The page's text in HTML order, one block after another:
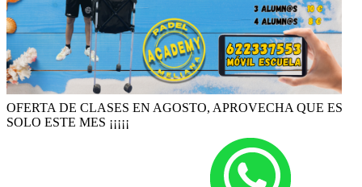
OFERTA DE CLASES EN AGOSTO, APROVECHA QUE ES
SOLO ESTE MES ¡¡¡¡¡